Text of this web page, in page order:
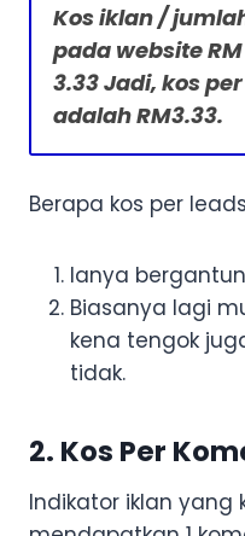
Kos iklan /
pada website
3.33 Jadi, kos
adalah RM3.33.
Berapa kos per
Ianya
Biasanya lagi
kena tengok
tidak.
2. Kos Per
Indikator iklan yang